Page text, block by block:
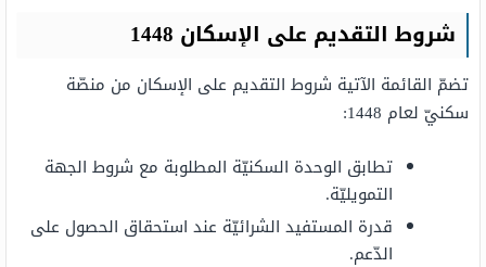
شروط التقديم على الإسكان 1448
تضمّ القائمة الآتية شروط التقديم على الإسكان من منصّة
سكنيّ لعام 1448:
تطابق الوحدة السكنيّة المطلوبة مع شروط الجهة
التمويليّة.
قدرة المستفيد الشرائيّة عند استحقاق الحصول على
الدّعم.